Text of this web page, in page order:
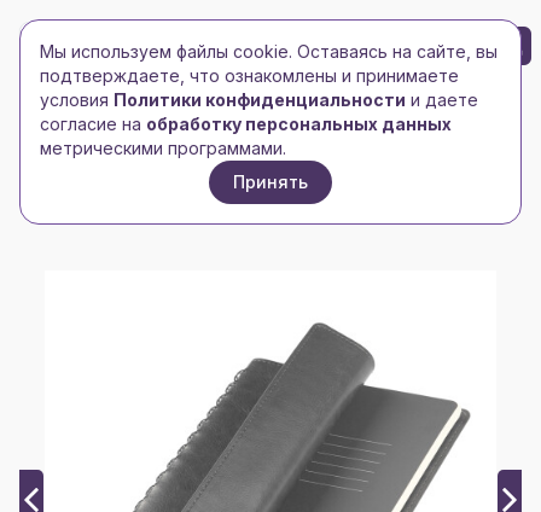
Toggle navigation
Toggle navigation
БРЕНД-ЛОГО 0
Главная/Ежедневники и блокноты/
Ежедневник недатированный
Ежедневник Виста Нео (Vista Neo) недатированный,
Мы используем файлы cookie. Оставаясь на сайте, вы
подтверждаете, что ознакомлены и принимаете
условия Политики конфиденциальности и даете
согласие на обработку персональных данных
метрическими программами.
Принять